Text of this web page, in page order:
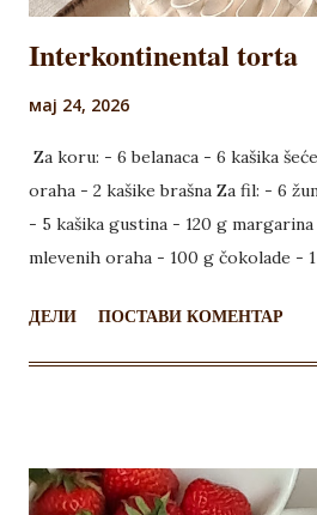
Interkontinental torta
мај 24, 2026
Za koru: - 6 belanaca - 6 kašika
oraha - 2 kašike brašna Za fil: - 6
- 5 kašika gustina - 120 g
mlevenih oraha - 100 g čokolade -
umutiti sa šećerom. Lagano umešati
mlevenih oraha. U veliki pleh
šećerom, 200 ml mleka (ostatak
ДЕЛИ ПОСТАВИ КОМЕНТАР